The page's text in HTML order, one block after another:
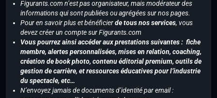
Figurants.com n’est pas organisateur, mais modérateur des
informations qui sont publiées ou agrégées sur nos pages.
Pour en savoir plus et bénéficierde tous nos services, vous
devez créer un compte sur Figurants.com
Vous pourrez ainsi accéder aux prestations suivantes : fiche
membre, alertes personnalisées, mises en relation, coaching,
création de book photo, contenu éditorial premium, outils de
gestion de carrière, et ressources éducatives pour l’industrie
du spectacle, etc…
N’envoyez jamais de documents d’identité par email :